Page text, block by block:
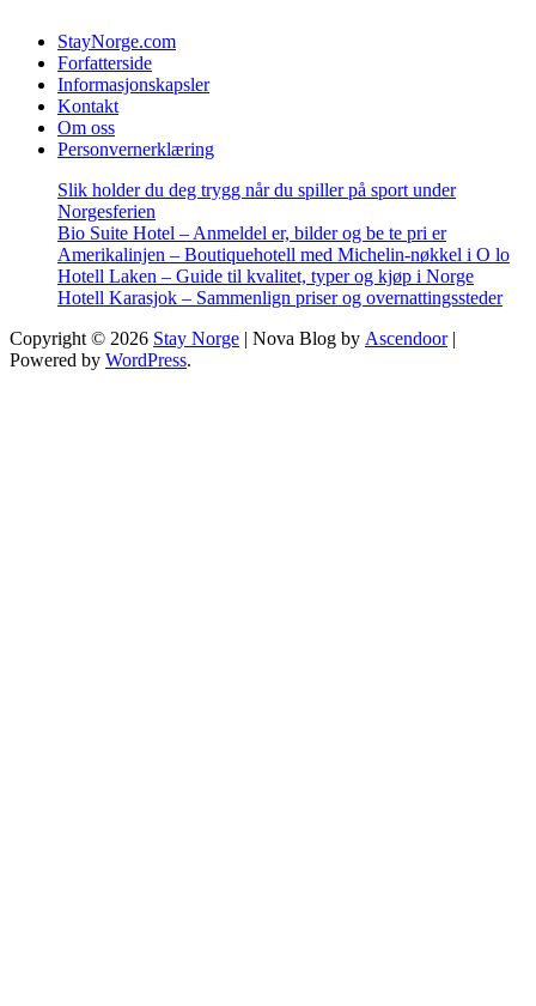
StayNorge.com
Forfatterside
Informasjonskapsler
Kontakt
Om oss
Personvernerklæring
Slik holder du deg trygg når du spiller på sport under
Norgesferien
Bio Suite Hotel – Anmeldel er, bilder og be te pri er
Amerikalinjen – Boutiquehotell med Michelin-nøkkel i O lo
Hotell Laken – Guide til kvalitet, typer og kjøp i Norge
Hotell Karasjok – Sammenlign priser og overnattingssteder
Copyright © 2026 Stay Norge | Nova Blog by Ascendoor|
Powered by WordPress.